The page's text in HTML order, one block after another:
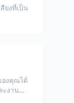
ยงที่เป็น
องคุณได้
ะงาน